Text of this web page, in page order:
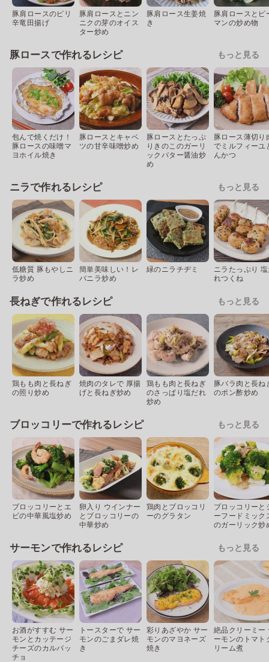
豚肩ロースのピリ
辛竜田揚げ
豚肩ロースとニン
ニクの芽のオイス
ター炒め
豚肩ロース生姜焼
き
豚肩ロースとピ
マンの炒め物
豚ロースで作れるレシピ もっと見る
包んで焼くだけ！
豚ロースの味噌マ
ヨホイル焼き
豚ロースとキャベ
ツの甘辛味噌炒め
豚ロースとたっぷ
りきのこのガーリ
ックバター醤油炒
め
豚ロース薄切り
でミルフィーユ
んかつ
ニラで作れるレシピ もっと見る
低糖質 豚もやしニ
ラ炒め
簡単美味しい！レ
バニラ炒め
緑のニラチヂミ
ニラたっぷり
れつくね
長ねぎで作れるレシピ もっと見る
鶏もも肉と長ねぎ
の照り炒め
焼肉のタレで 厚揚
げと長ねぎ炒め
鶏もも肉と長ねぎ
のさっぱり塩だれ
炒め
豚バラ肉と長ね
のポン酢炒め
ブロッコリーで作れるレシピ もっと見る
ブロッコリーとエ
ビの中華風塩炒め
卵入り ウインナー
とブロッコリーの
中華炒め
鶏肉とブロッコリ
ーのグラタン
ブロッコリーと
ーフードミック
のガーリック炒
サーモンで作れるレシピ もっと見る
お酒がすすむ サー
モンとカッテージ
チーズのカルパッ
チョ
トースターで サー
モンのごまダレ焼
き
彩りあざやか サー
モンのマヨネーズ
焼き
絶品クリーミー
ーモンのトマト
リーム煮